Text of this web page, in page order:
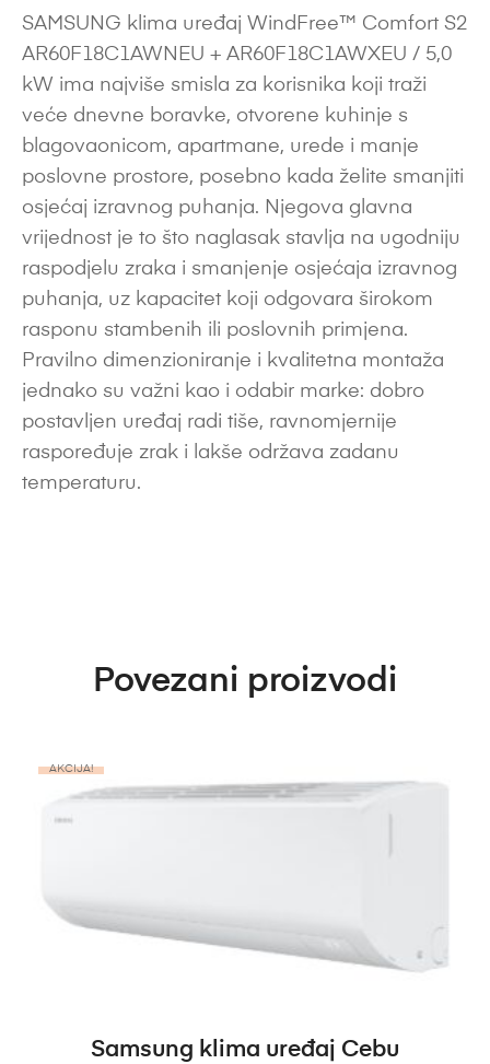
SAMSUNG klima uređaj WindFree™ Comfort S2
AR60F18C1AWNEU + AR60F18C1AWXEU / 5,0
kW ima najviše smisla za korisnika koji traži
veće dnevne boravke, otvorene kuhinje s
blagovaonicom, apartmane, urede i manje
poslovne prostore, posebno kada želite smanjiti
osjećaj izravnog puhanja. Njegova glavna
vrijednost je to što naglasak stavlja na ugodniju
raspodjelu zraka i smanjenje osjećaja izravnog
puhanja, uz kapacitet koji odgovara širokom
rasponu stambenih ili poslovnih primjena.
Pravilno dimenzioniranje i kvalitetna montaža
jednako su važni kao i odabir marke: dobro
postavljen uređaj radi tiše, ravnomjernije
raspoređuje zrak i lakše održava zadanu
temperaturu.
Povezani proizvodi
AKCIJA!
DODAJ U KOŠARICU
Samsung klima uređaj Cebu